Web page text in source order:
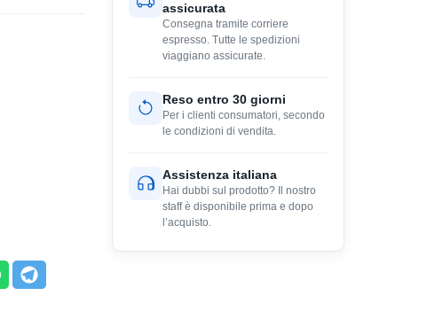
assicurata
Consegna tramite corriere
espresso. Tutte le spedizioni
viaggiano assicurate.
Reso entro 30 giorni
Per i clienti consumatori, secondo
le condizioni di vendita.
Assistenza italiana
Hai dubbi sul prodotto? Il nostro
staff è disponibile prima e dopo
l’acquisto.